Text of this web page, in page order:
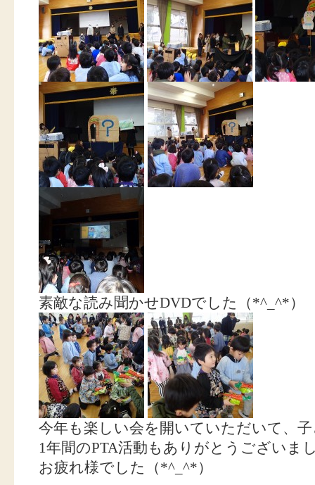
素敵な読み聞かせDVDでした（*^_^*）
今年も楽しい会を開いていただいて、
1年間のPTA活動もありがとうございま
お疲れ様でした（*^_^*）